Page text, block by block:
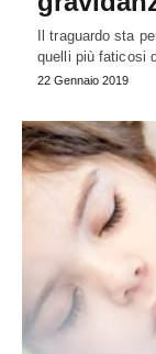
Il traguardo sta
quelli più faticosi
22 Gennaio 2019